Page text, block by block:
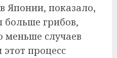
Японии, показало,
больше грибов,
меньше случаев
процесс